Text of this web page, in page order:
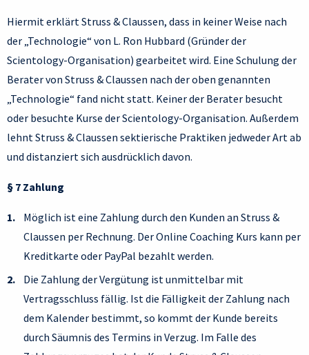
Hiermit erklärt Struss & Claussen, dass in keiner Weise nach
der „Technologie“ von L. Ron Hubbard (Gründer der
Scientology-Organisation) gearbeitet wird. Eine Schulung der
Berater von Struss & Claussen nach der oben genannten
„Technologie“ fand nicht statt. Keiner der Berater besucht
oder besuchte Kurse der Scientology-Organisation. Außerdem
lehnt Struss & Claussen sektierische Praktiken jedweder Art ab
und distanziert sich ausdrücklich davon.
§ 7 Zahlung
Möglich ist eine Zahlung durch den Kunden an Struss &
Claussen per Rechnung. Der Online Coaching Kurs kann per
Kreditkarte oder PayPal bezahlt werden.
Die Zahlung der Vergütung ist unmittelbar mit
Vertragsschluss fällig. Ist die Fälligkeit der Zahlung nach
dem Kalender bestimmt, so kommt der Kunde bereits
durch Säumnis des Termins in Verzug. Im Falle des